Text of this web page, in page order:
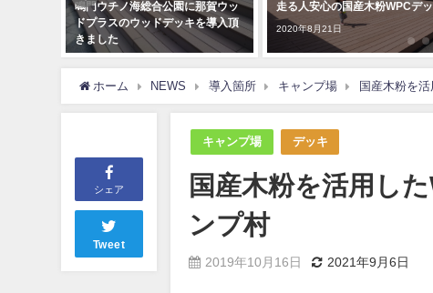
合公園に那賀ウッ
ドデッキを導入頂
走る人安心の国産木粉WPCデッキ
2020年8月21日
ベンチ改修事例 -木
換し低コストで賑わ
ホーム NEWS 導入箇所 キャンプ場 国産木粉を
シェア
Tweet
キャンプ場 デッキ
国産木粉を活用し
ンプ村
2019年10月16日 2021年9月6日